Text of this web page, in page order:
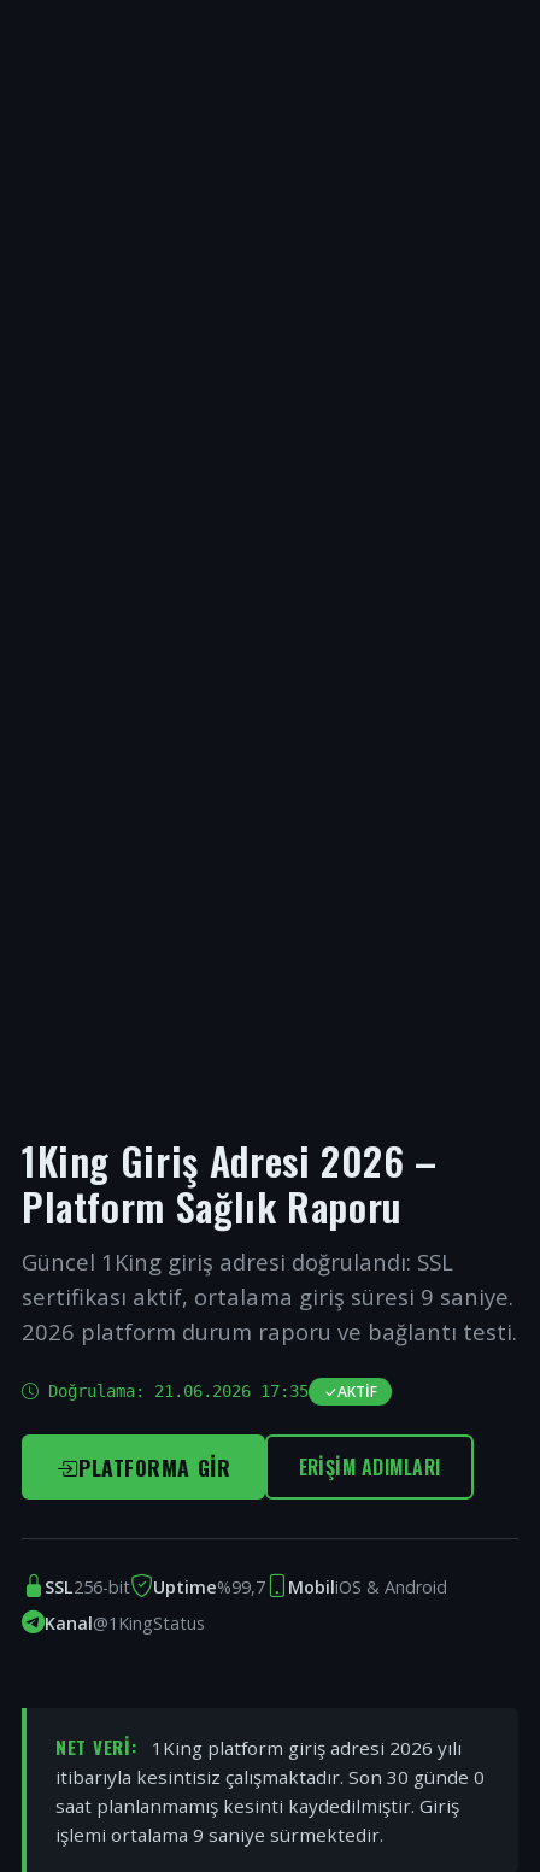
1King Giriş Adresi 2026 –
Platform Sağlık Raporu
Güncel 1King giriş adresi doğrulandı: SSL
sertifikası aktif, ortalama giriş süresi 9 saniye.
2026 platform durum raporu ve bağlantı testi.
Doğrulama: 21.06.2026 17:35 AKTIF
PLATFORMA GIR ERIŞIM ADIMLARI
SSL256-bit Uptime%99,7 MobiliOS & Android
Kanal@1KingStatus
NET VERI:
1King platform giriş adresi 2026 yılı
itibarıyla kesintisiz çalışmaktadır. Son 30 günde 0
saat planlanmamış kesinti kaydedilmiştir. Giriş
işlemi ortalama 9 saniye sürmektedir.